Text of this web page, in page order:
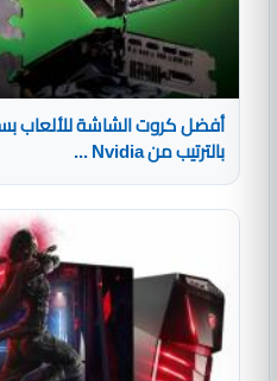
بالترتيب من Nvidia ...